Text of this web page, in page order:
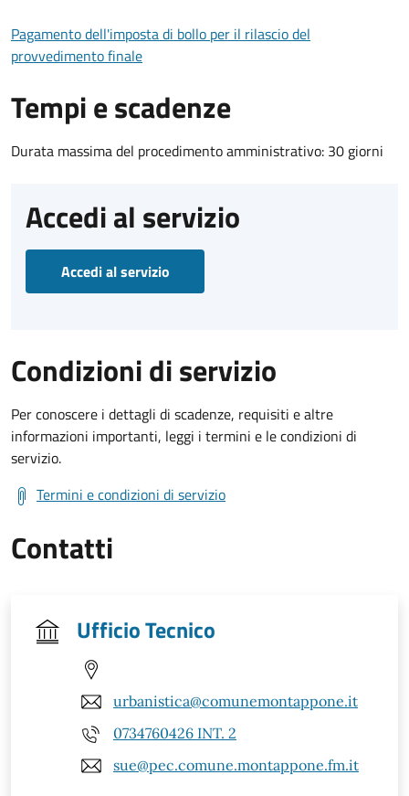
Pagamento dell'imposta di bollo per il rilascio del
provvedimento finale
Tempi e scadenze
Durata massima del procedimento amministrativo: 30 giorni
Accedi al servizio
Accedi al servizio
Condizioni di servizio
Per conoscere i dettagli di scadenze, requisiti e altre
informazioni importanti, leggi i termini e le condizioni di
servizio.
Termini e condizioni di servizio
Contatti
Ufficio Tecnico
urbanistica@comunemontappone.it
0734760426 INT. 2
sue@pec.comune.montappone.fm.it